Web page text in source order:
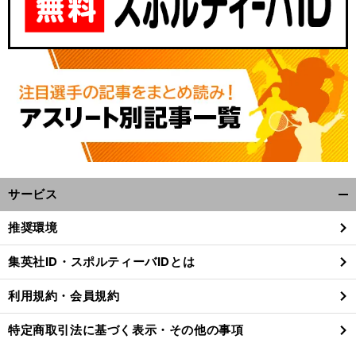
。
前
サービス
閉
る
推奨環境
集英社ID・スポルティーバIDとは
利用規約・会員規約
特定商取引法に基づく表示・その他の事項